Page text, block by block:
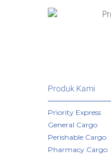
Produk Kami
Priority Express
General Cargo
Perishable Cargo
Pharmacy Cargo